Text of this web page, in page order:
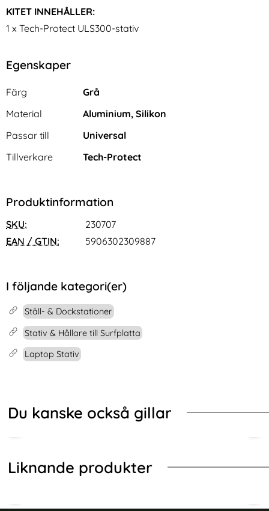
KITET INNEHÅLLER:
1 x Tech-Protect ULS300-stativ
Egenskaper
Egenskaper/attribut för denna produkt
Attribut
Färg
Grå
Material
Aluminium, Silikon
Passar till
Universal
Tillverkare
Tech-Protect
Produktinformation
SKU:
230707
EAN / GTIN:
5906302309887
I följande kategori(er)
Ställ- & Dockstationer
Stativ & Hållare till Surfplatta
Laptop Stativ
Du kanske också gillar
Liknande produkter